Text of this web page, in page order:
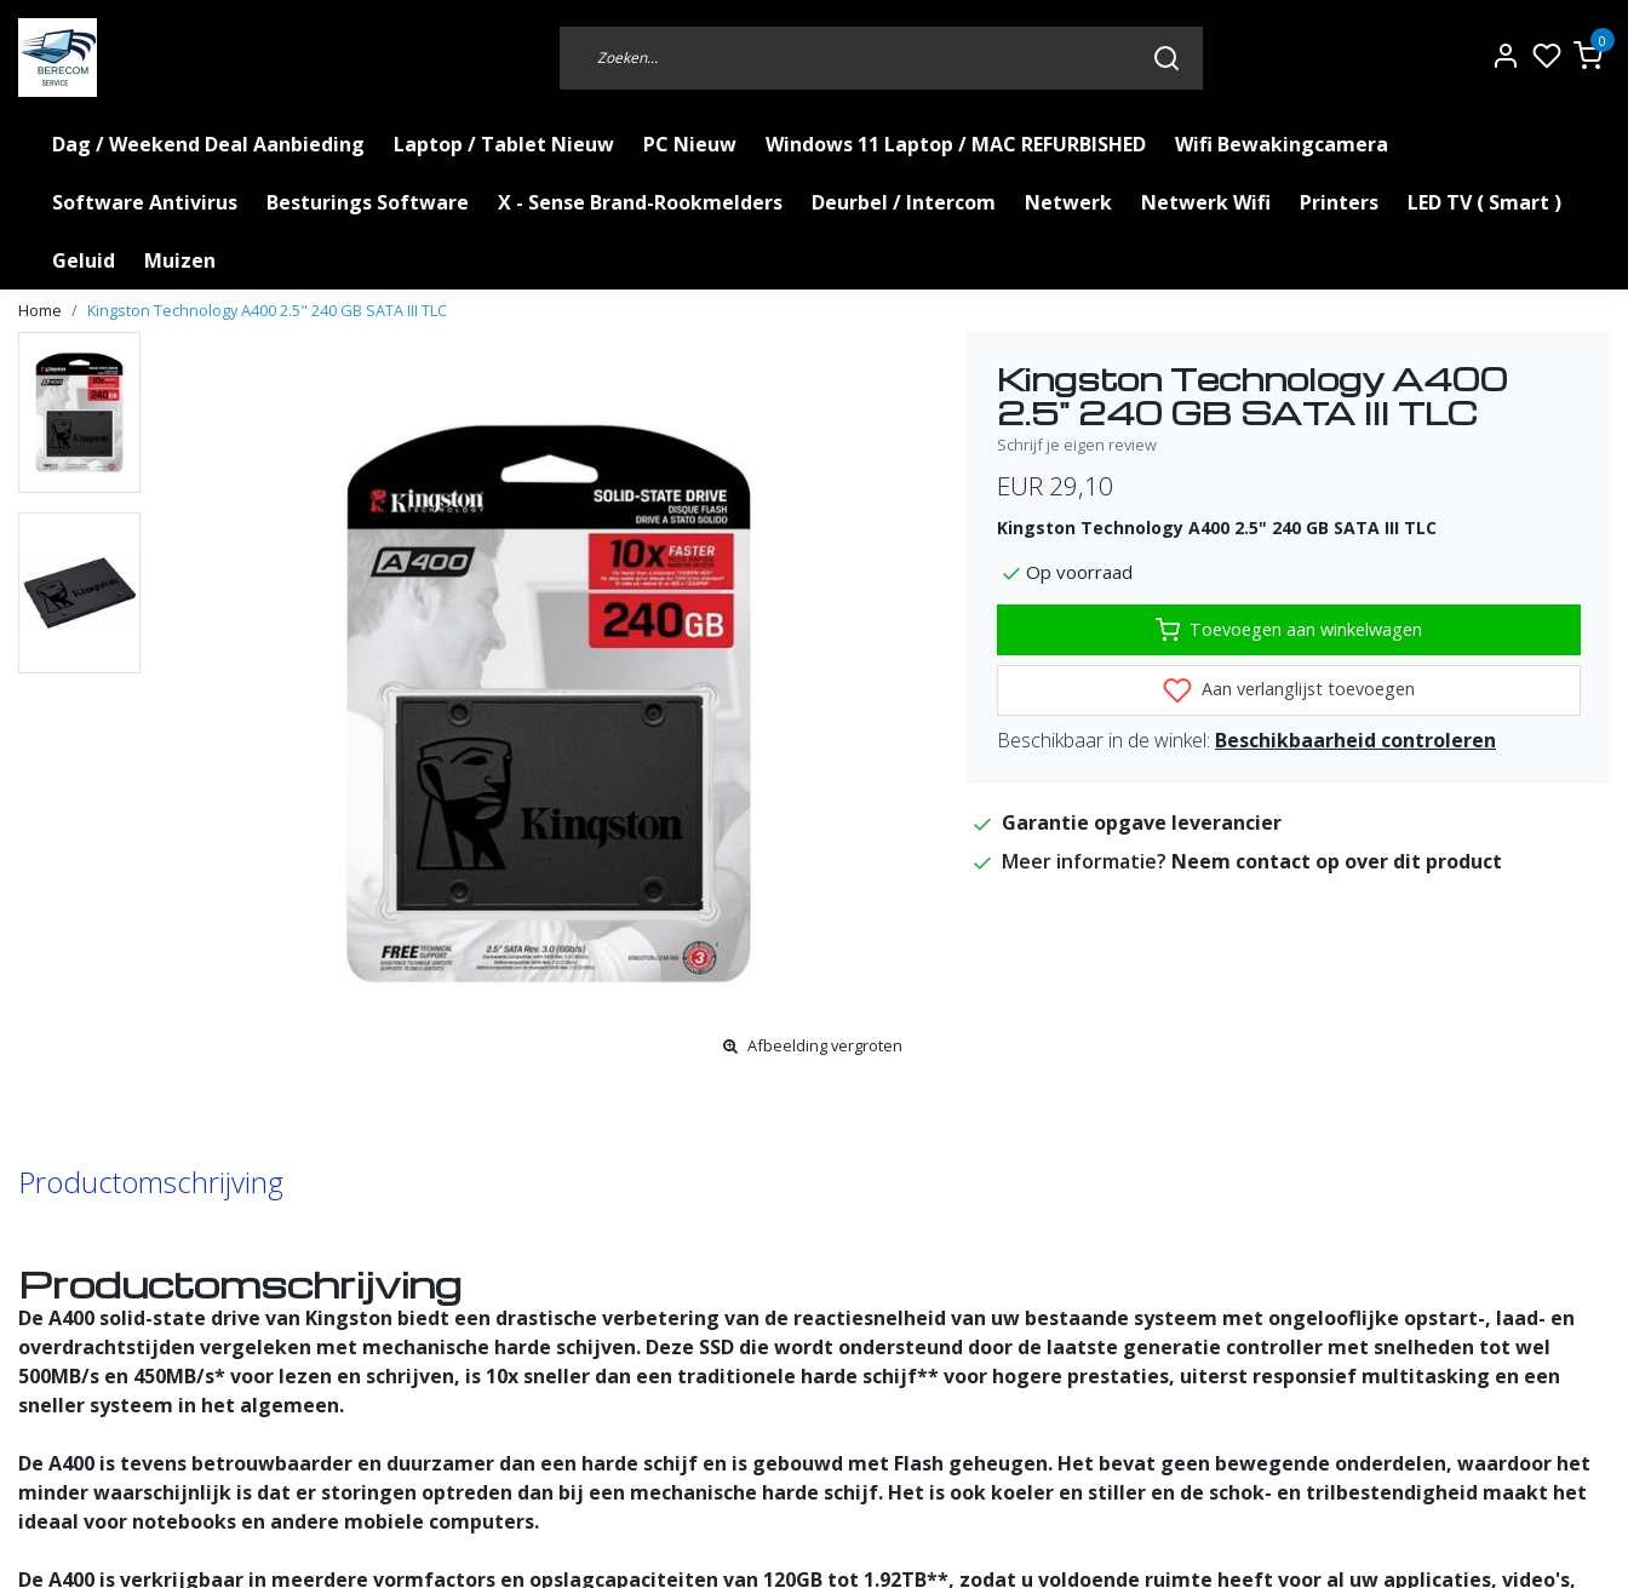
0
Dag / Weekend Deal Aanbieding Laptop / Tablet Nieuw PC Nieuw Windows 11 Laptop / MAC REFURBISHED Wifi Bewakingcamera
Software Antivirus Besturings Software X - Sense Brand-Rookmelders Deurbel / Intercom Netwerk Netwerk Wifi Printers LED TV ( Smart )
Geluid Muizen
Home Kingston Technology A400 2.5" 240 GB SATA III TLC
Afbeelding vergroten
Kingston Technology A400
2.5" 240 GB SATA III TLC
Schrijf je eigen review
EUR 29,10
Kingston Technology A400 2.5" 240 GB SATA III TLC
Op voorraad
Toevoegen aan winkelwagen
Aan verlanglijst toevoegen
Beschikbaar in de winkel: Beschikbaarheid controleren
Garantie opgave leverancier
Meer informatie? Neem contact op over dit product
Productomschrijving
Productomschrijving
De A400 solid-state drive van Kingston biedt een drastische verbetering van de reactiesnelheid van uw bestaande systeem met ongelooflijke opstart-, laad- en
overdrachtstijden vergeleken met mechanische harde schijven. Deze SSD die wordt ondersteund door de laatste generatie controller met snelheden tot wel
500MB/s en 450MB/s* voor lezen en schrijven, is 10x sneller dan een traditionele harde schijf** voor hogere prestaties, uiterst responsief multitasking en een
sneller systeem in het algemeen.
De A400 is tevens betrouwbaarder en duurzamer dan een harde schijf en is gebouwd met Flash geheugen. Het bevat geen bewegende onderdelen, waardoor het
minder waarschijnlijk is dat er storingen optreden dan bij een mechanische harde schijf. Het is ook koeler en stiller en de schok- en trilbestendigheid maakt het
ideaal voor notebooks en andere mobiele computers.
De A400 is verkrijgbaar in meerdere vormfactors en opslagcapaciteiten van 120GB tot 1.92TB**, zodat u voldoende ruimte heeft voor al uw applicaties, video's,